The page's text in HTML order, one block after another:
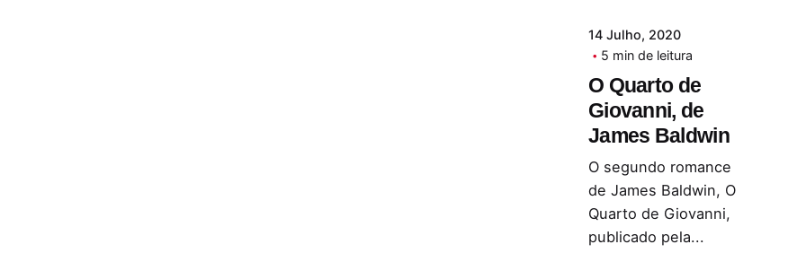
14 Julho, 2020
5 min de leitura
O Quarto de
Giovanni, de
James Baldwin
O segundo romance
de James Baldwin, O
Quarto de Giovanni,
publicado pela...